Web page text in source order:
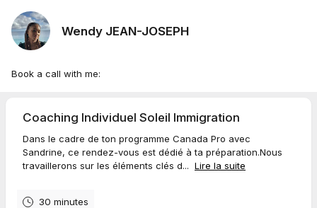
Wendy JEAN-JOSEPH
Book a call with me:
Coaching Individuel Soleil Immigration
Dans le cadre de ton programme Canada Pro avec
Sandrine, ce rendez-vous est dédié à ta préparation.Nous
travaillerons sur les éléments clés d... Lire la suite
30 minutes